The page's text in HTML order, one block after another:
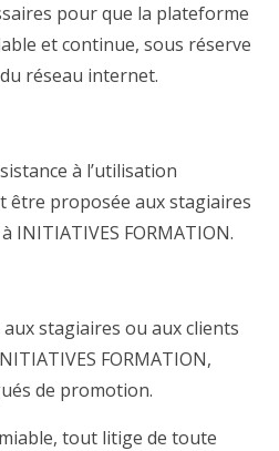
pour que la plateforme
et continue, sous réserve
réseau internet.
à l’utilisation
être proposée aux stagiaires
INITIATIVES FORMATION.
stagiaires ou aux clients
FORMATION,
de promotion.
tout litige de toute